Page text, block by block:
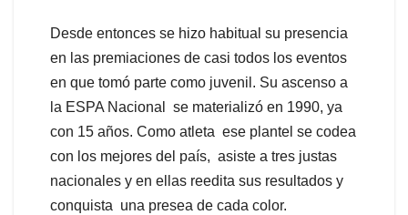
Desde entonces se hizo habitual su presencia
en las premiaciones de casi todos los eventos
en que tomó parte como juvenil. Su ascenso a
la ESPA Nacional se materializó en 1990, ya
con 15 años. Como atleta ese plantel se codea
con los mejores del país, asiste a tres justas
nacionales y en ellas reedita sus resultados y
conquista una presea de cada color.